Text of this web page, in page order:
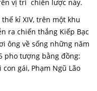
vị tri chiến lược này.
kỉ XIV, trên một khu
ra chiến thắng Kiếp Bạc
ông về sống những năm
pho tượng bằng đồng:
gái, Phạm Ngũ Lão